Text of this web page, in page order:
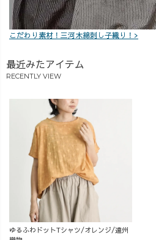
こだわり素材！三河木綿刺し子織り！>
最近みたアイテム
RECENTLY VIEW
ゆるふわドットTシャツ/オレンジ/遠州